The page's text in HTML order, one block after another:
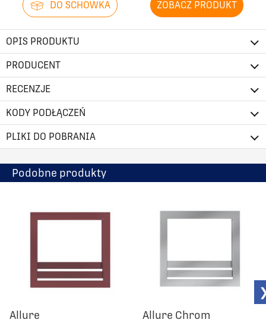
DO SCHOWKA ZOBACZ PRODUKT
OPIS PRODUKTU
PRODUCENT
RECENZJE
KODY PODŁĄCZEŃ
PLIKI DO POBRANIA
Podobne produkty
Allure Allure Chrom